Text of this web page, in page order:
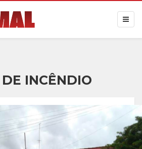
INCÊNDIO